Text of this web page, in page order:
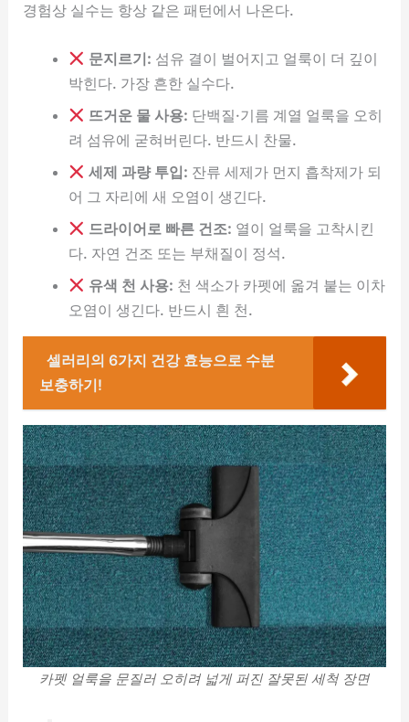
경험상 실수는 항상 같은 패턴에서 나온다.
문지르기: 섬유 결이 벌어지고 얼룩이 더 깊이
박힌다. 가장 흔한 실수다.
뜨거운 물 사용: 단백질·기름 계열 얼룩을 오히
려 섬유에 굳혀버린다. 반드시 찬물.
세제 과량 투입: 잔류 세제가 먼지 흡착제가 되
어 그 자리에 새 오염이 생긴다.
드라이어로 빠른 건조: 열이 얼룩을 고착시킨
다. 자연 건조 또는 부채질이 정석.
유색 천 사용: 천 색소가 카펫에 옮겨 붙는 이차
오염이 생긴다. 반드시 흰 천.
셀러리의 6가지 건강 효능으로 수분
보충하기!
카펫 얼룩을 문질러 오히려 넓게 퍼진 잘못된 세척 장면